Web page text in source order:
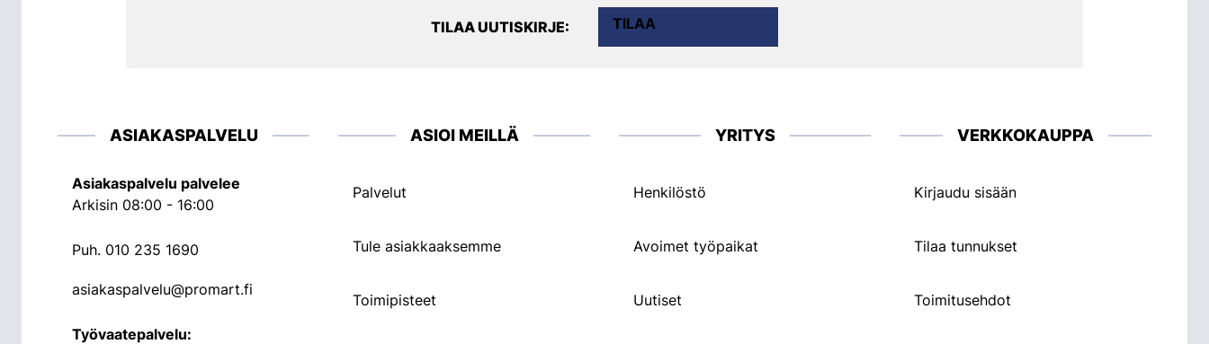
TILAA UUTISKIRJE: TILAA
ASIAKASPALVELU
Asiakaspalvelu palvelee
Arkisin 08:00 - 16:00
Puh. 010 235 1690
asiakaspalvelu@promart.fi
Työvaatepalvelu:
ASIOI MEILLÄ
Palvelut
Tule asiakkaaksemme
Toimipisteet
YRITYS
Henkilöstö
Avoimet työpaikat
Uutiset
VERKKOKAUPPA
Kirjaudu sisään
Tilaa tunnukset
Toimitusehdot